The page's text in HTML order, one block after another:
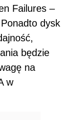
Failures –
dysk
będzie
na
w